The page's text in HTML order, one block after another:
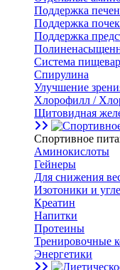
Поддержка
Поддержка
Поддержка
Система
Спирулина
Улучшение
Хлорофилл /
Щитовидная
Спортивное
Аминокислоты
Гейнеры
Для снижения
Изотоники и
Креатин
Напитки
Протеины
Тренировочные
Энергетики